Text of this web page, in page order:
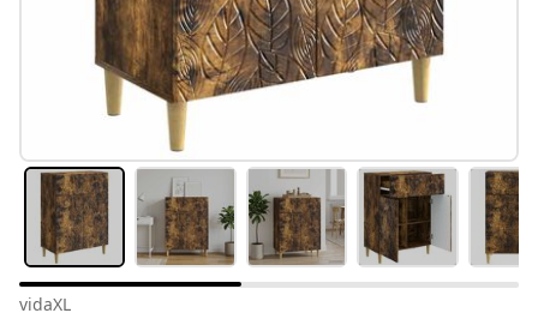
vidaXL